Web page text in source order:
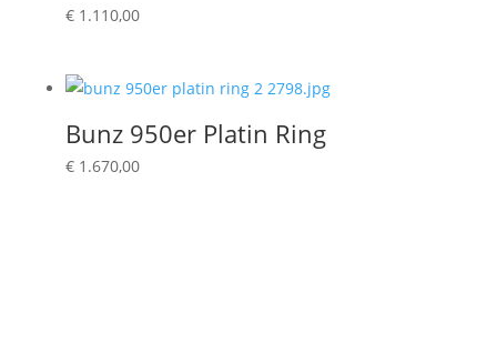
€1.110,00
Bunz 950er Platin Ring
€1.670,00